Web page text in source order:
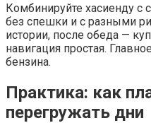
Комбинируйте хасиенду с
без спешки и с разными
истории, после обеда —
навигация простая.
бензина.
Практика: как
перегружать дни